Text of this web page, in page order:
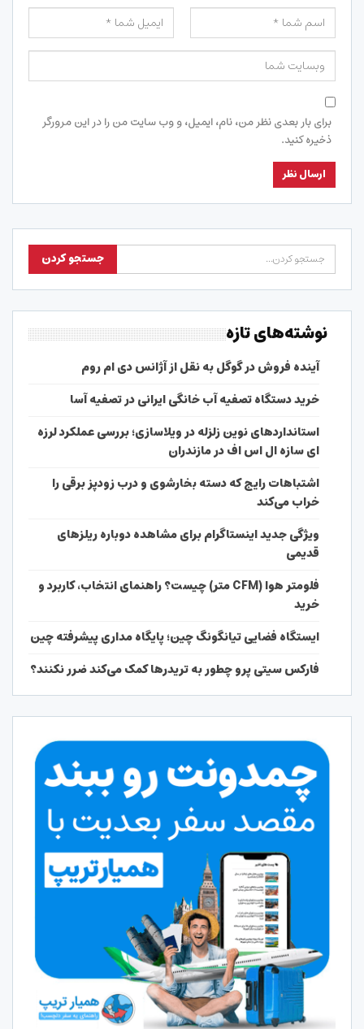
برای بار بعدی نظر من، نام، ایمیل، و وب سایت من را در این مرورگر
ذخیره کنید.
نوشته‌های تازه
آینده فروش در گوگل به نقل از آژانس دی ام روم
خرید دستگاه تصفیه آب خانگی ایرانی در تصفیه آسا
استانداردهای نوین زلزله در ویلاسازی؛ بررسی عملکرد لرزه
ای سازه ال اس اف در مازندران
اشتباهات رایج که دسته بخارشوی و درب زودپز برقی را
خراب می‌کند
ویژگی جدید اینستاگرام برای مشاهده دوباره ریلزهای
قدیمی
فلومتر هوا (CFM متر) چیست؟ راهنمای انتخاب، کاربرد و
خرید
ایستگاه فضایی تیانگونگ چین؛ پایگاه مداری پیشرفته چین
فارکس سیتی پرو چطور به تریدرها کمک می‌کند ضرر نکنند؟